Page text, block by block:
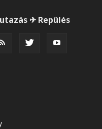
✈ Repülés